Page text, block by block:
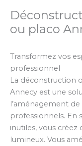
ou placo
Transformez vos
professionnel
La déconstruction
Annecy est une
l’aménagement
professionnels. En
inutiles, vous créez
lumineux. Vous